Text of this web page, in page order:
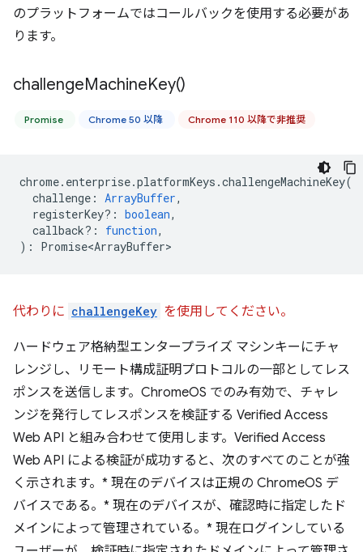
のプラットフォームではコールバックを使用する必要があ
ります。
challengeMachineKey()
Promise Chrome 50 以降 Chrome 110 以降で非推奨
chrome. enterprise.platformKeys .challengeMachineKey(
challenge : ArrayBuffer,
registerKey? : boolean,
callback? : function,
) : Promise<ArrayBuffer>
代わりに challengeKey を使用してください。
ハードウェア格納型エンタープライズ マシンキーにチャ
レンジし、リモート構成証明プロトコルの一部としてレス
ポンスを送信します。ChromeOS でのみ有効で、チャレ
ンジを発行してレスポンスを検証する Verified Access
Web API と組み合わせて使用します。Verified Access
Web API による検証が成功すると、次のすべてのことが強
く示されます。* 現在のデバイスは正規の ChromeOS デ
バイスである。* 現在のデバイスが、確認時に指定したド
メインによって管理されている。* 現在ログインしている